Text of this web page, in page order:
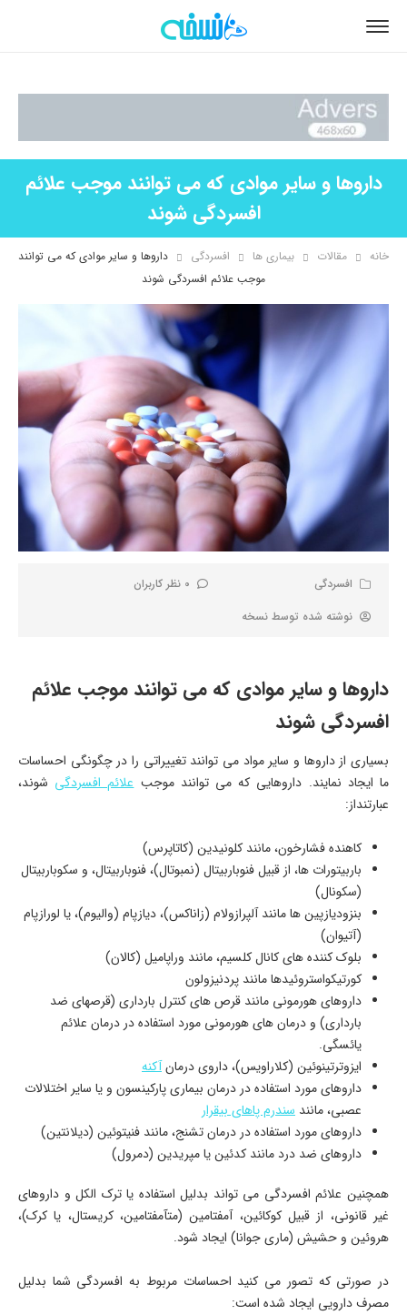
داروها و سایر موادی که می توانند موجب علائم
افسردگی شوند
خانه مقالات بیماری ها افسردگی
داروها و سایر موادی که می توانند
موجب علائم افسردگی شوند
افسردگی
0 نظر کاربران
نوشته شده توسط نسخه
داروها و سایر موادی که می توانند موجب علائم
افسردگی شوند
بسیاری از داروها و سایر مواد می توانند تغییراتی را در چگونگی احساسات
ما ایجاد نمایند. داروهایی که می توانند موجبعلائم افسردگی شوند،
عبارتنداز:
کاهنده فشارخون، مانند کلونیدین (کاتاپرس)
باربیتورات ها، از قبیل فنوباربیتال (نمبوتال)، فنوباربیتال، و سکوباربیتال
(سکونال)
بنزودیازپین ها مانند آلپرازولام (زاناکس)، دیازپام (والیوم)، یا لورازپام
(آتیوان)
بلوک کننده های کانال کلسیم، مانند وراپامیل (کالان)
کورتیکواستروئیدها مانند پردنیزولون
داروهای هورمونی مانند قرص های کنترل بارداری (قرصهای ضد
بارداری) و درمان های هورمونی مورد استفاده در درمان علائم
یائسگی.
ایزوترتینوئین (کلاراویس)، داروی درمانآکنه
داروهای مورد استفاده در درمان بیماری پارکینسون و یا سایر اختلالات
عصبی، مانند سندرم پاهای بی­قرار
داروهای مورد استفاده در درمان تشنج، مانند فنی­توئین (دیلانتین)
داروهای ضد درد مانند کدئین یا مپریدین (دمرول)
همچنین علائم افسردگی می تواند بدلیل استفاده یا ترک الکل و داروهای
غیر قانونی، از قبیل کوکائین، آمفتامین (مت­آمفتامین، کریستال، یا کرک)،
هروئین و حشیش (ماری جوانا) ایجاد شود.
در صورتی که تصور می کنید احساسات مربوط به افسردگی شما بدلیل
مصرف دارویی ایجاد شده است: